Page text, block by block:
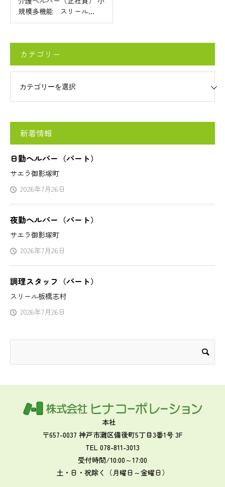
規模多機能 スリール...
カテゴリー
新着情報
日勤ヘルパー（パート）
サエラ御影塚町
2026年7月26日
夜勤ヘルパー（パート）
サエラ御影塚町
2026年7月26日
調理スタッフ（パート）
スリール板橋志村
2026年7月26日
本社
〒657-0037 神戸市灘区備後町5丁目3番1号 3F
TEL 078-811-3013
受付時間/10:00～17:00
土・日・祝除く（月曜日～金曜日）